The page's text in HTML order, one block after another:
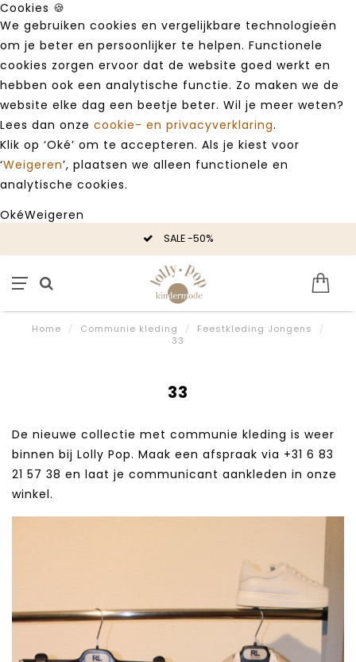
Cookies 🍪
We gebruiken cookies en vergelijkbare technologieën
om je beter en persoonlijker te helpen. Functionele
cookies zorgen ervoor dat de website goed werkt en
hebben ook een analytische functie. Zo maken we de
website elke dag een beetje beter. Wil je meer weten?
Lees dan onze cookie- en privacyverklaring.
Klik op ‘Oké’ om te accepteren. Als je kiest voor
‘Weigeren’, plaatsen we alleen functionele en
analytische cookies.
OkéWeigeren
SALE -50%
Home / Communie kleding / Feestkleding Jongens
/
33
33
De nieuwe collectie met communie kleding is weer
binnen bij Lolly Pop. Maak een afspraak via +31 6 83
21 57 38‬ en laat je communicant aankleden in onze
winkel.